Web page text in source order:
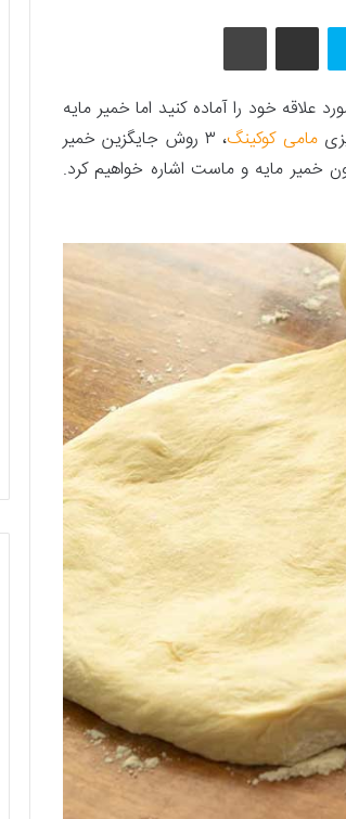
اسکایپ
خود را آماده کنید اما خمیر مایه
مامی کوکینگ
، ۳ روش جایگزین خمیر
خمیر مایه و ماست اشاره خواهیم کرد.